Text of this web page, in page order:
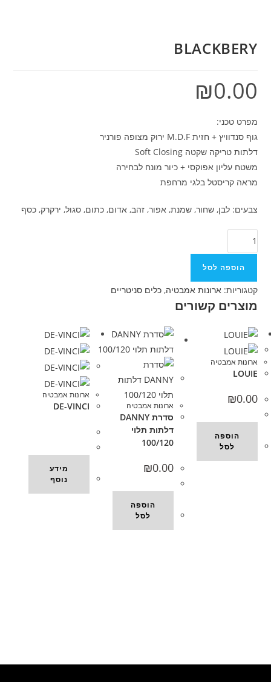
BLACKBERY
₪0.00
מפרט טכני:
גוף סנדוויץ + חזית M.D.F ירוק מצופה פורניר
דלתות טריקה שקטה Soft Closing
משטח עליון אפוקסי + כיור מונח לבחירה
מראה קריסטל בלגי מרחפת
צבעים: לבן, שחור, שמנת, אפור, זהב, אדום, כתום, סגול, ירקרק, כסף
הוספה לסל
קטגוריות: ארונות אמבטיה,כלים סניטריים
מוצרים קשורים
ארונות אמבטיה
DE-VINCI
מידע
נוסף
ארונות אמבטיה
סדרת DANNY
דלתות תלוי
100/120
₪0.00
הוספה
לסל
ארונות אמבטיה
LOUIE
₪0.00
הוספה
לסל